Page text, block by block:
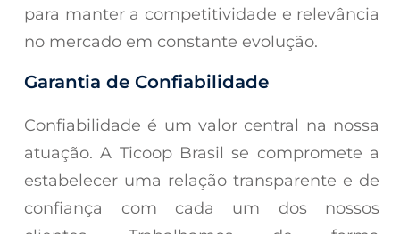
para manter a competitividade e relevância
no mercado em constante evolução.
Garantia de Confiabilidade
Confiabilidade é um valor central na nossa
atuação. A Ticoop Brasil se compromete a
estabelecer uma relação transparente e de
confiança com cada um dos nossos